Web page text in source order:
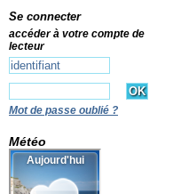
Se connecter
accéder à votre compte de
lecteur
Mot de passe oublié ?
Météo